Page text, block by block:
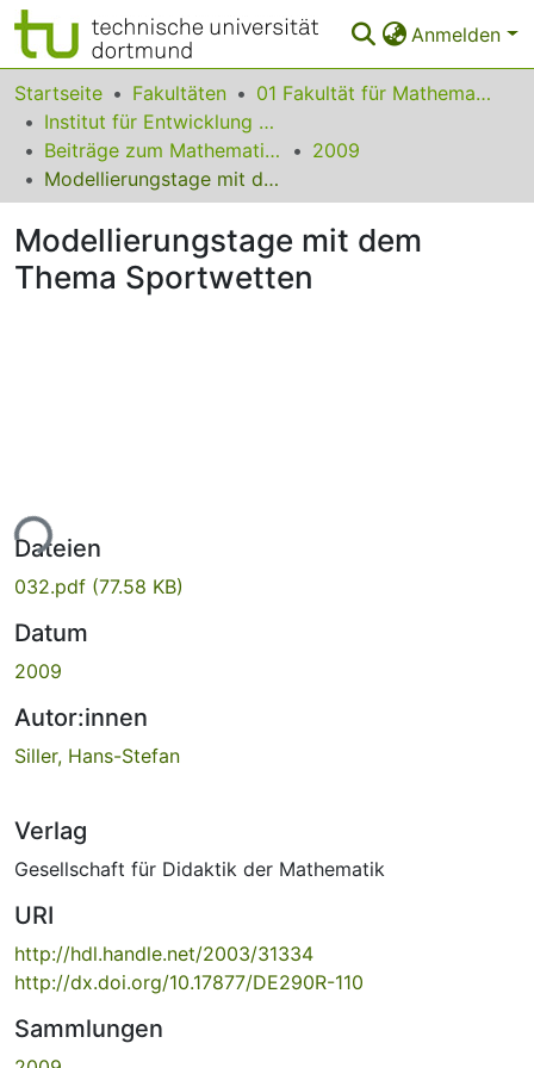
Anmelden
Bereiche & Sammlungen
Das gesamte Repositorium
Statistiken
FAQ
Leitlinien
Startseite Fakultäten
01 Fakultät für Mathematik
Institut für Entwicklung und Erforschung des Mathematikunterrichts
Beiträge zum Mathematikunterricht
2009
Modellierungstage mit dem Thema Sportwetten
Modellierungstage mit dem
Thema Sportwetten
Dateien
032.pdf (77.58 KB)
Datum
2009
Autor:innen
Siller, Hans-Stefan
Verlag
Gesellschaft für Didaktik der Mathematik
URI
http://hdl.handle.net/2003/31334
http://dx.doi.org/10.17877/DE290R-110
Sammlungen